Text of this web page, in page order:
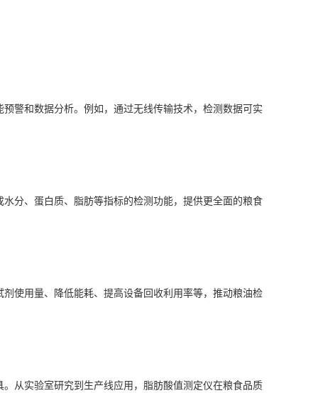
警和数据分析。例如，通过无线传输技术，检测数据可实
分、蛋白质、脂肪等指标的检测功能，提供更全面的粮食
使用量、降低能耗、提高设备回收利用率等，推动粮油检
从实验室研究到生产线应用，脂肪酸值测定仪在粮食品质